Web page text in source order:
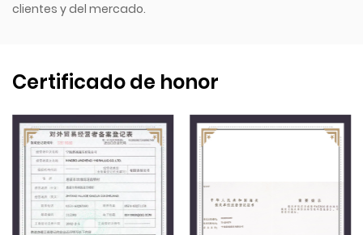
clientes y del mercado.
Certificado de honor